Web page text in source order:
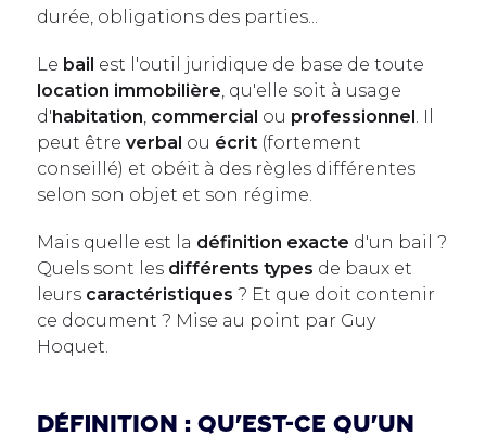
durée, obligations des parties...
Le bail est l'outil juridique de base de toute
location immobilière, qu'elle soit à usage
d'habitation, commercial ou professionnel. Il
peut être verbal ou écrit (fortement
conseillé) et obéit à des règles différentes
selon son objet et son régime.
Mais quelle est la définition exacte d'un bail ?
Quels sont les différents types de baux et
leurs caractéristiques ? Et que doit contenir
ce document ? Mise au point par Guy
Hoquet.
Définition : qu'est-ce qu'un